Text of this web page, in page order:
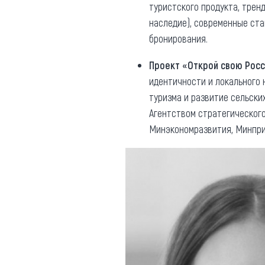
туристского продукта,
наследие), современные
бронирования.
Проект «Открой свою
идентичности и
туризма и развитие
Агентством
Минэкономразвития,